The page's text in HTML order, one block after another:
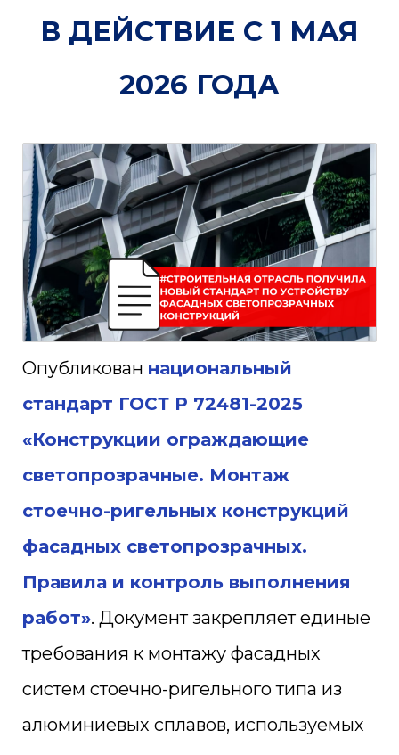
В ДЕЙСТВИЕ С 1 МАЯ
2026 ГОДА
Опубликован национальный
стандарт ГОСТ Р 72481-2025
«Конструкции ограждающие
светопрозрачные. Монтаж
стоечно-ригельных конструкций
фасадных светопрозрачных.
Правила и контроль выполнения
работ». Документ закрепляет единые
требования к монтажу фасадных
систем стоечно-ригельного типа из
алюминиевых сплавов, используемых